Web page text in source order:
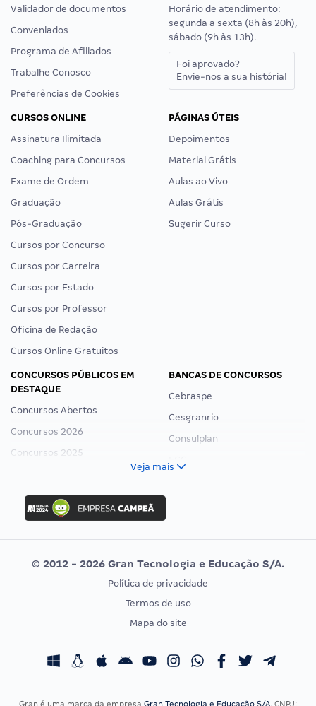
Validador de documentos
Conveniados
Programa de Afiliados
Trabalhe Conosco
Preferências de Cookies
Horário de atendimento:
segunda a sexta (8h às 20h),
sábado (9h às 13h).
Foi aprovado?
Envie-nos a sua história!
CURSOS ONLINE
Assinatura Ilimitada
Coaching para Concursos
Exame de Ordem
Graduação
Pós-Graduação
Cursos por Concurso
Cursos por Carreira
Cursos por Estado
Cursos por Professor
Oficina de Redação
Cursos Online Gratuitos
PÁGINAS ÚTEIS
Depoimentos
Material Grátis
Aulas ao Vivo
Aulas Grátis
Sugerir Curso
CONCURSOS PÚBLICOS EM
DESTAQUE
Concursos Abertos
Concursos 2026
Concursos 2025
Concurso Ibama
Concurso MPU
Editais publicados
BANCAS DE CONCURSOS
Cebraspe
Cesgranrio
Consulplan
Vunesp
CONCURSOS POR PROFISSÃO
Concursos Fiscais
EXAME DE ORDEM
Calendário OAB
Veja mais
© 2012 - 2026 Gran Tecnologia e Educação S/A.
Política de privacidade
Termos de uso
Mapa do site
Gran é uma marca da empresa Gran Tecnologia e Educação S/A, CNPJ: